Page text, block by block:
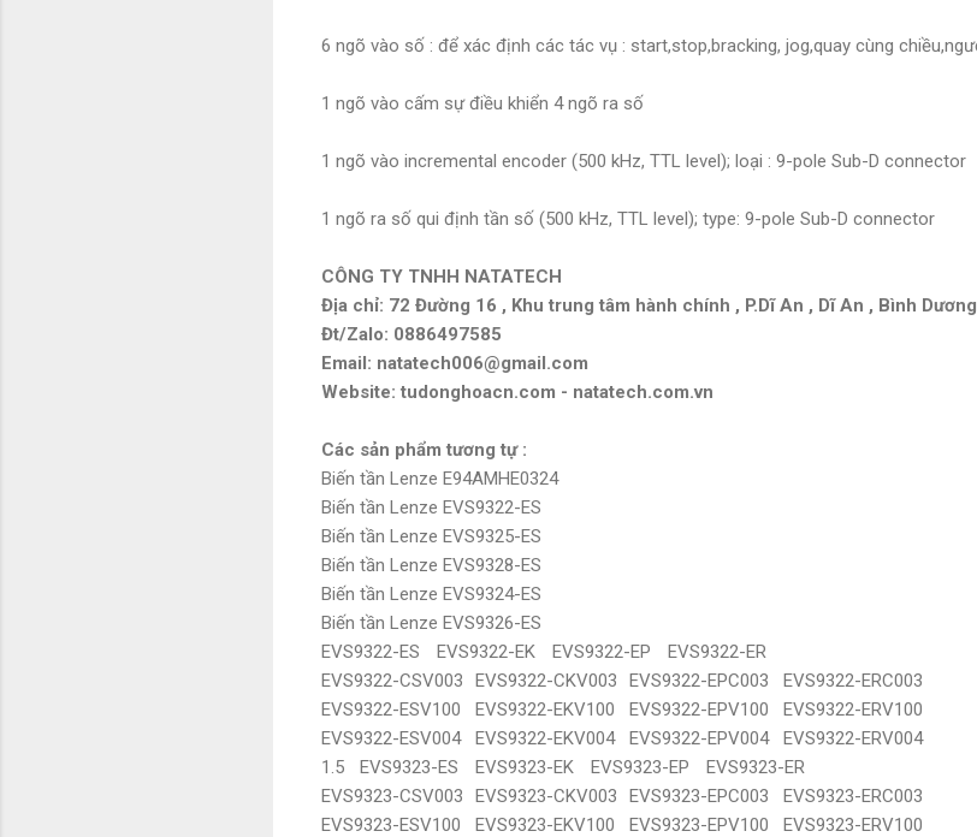
6 ngõ vào số : để xác định các tác vụ : start,stop,bracking, jog,quay cùng
1 ngõ vào cấm sự điều khiển 4 ngõ ra số
1 ngõ vào incremental encoder (500 kHz, TTL level); loại : 9-pole Sub-D connector
1 ngõ ra số qui định tần số (500 kHz, TTL level); type: 9-pole Sub-D connector
CÔNG TY TNHH NATATECH
Địa chỉ: 72 Đường 16 , Khu trung tâm hành chính , P.Dĩ An , Dĩ An , Bình Dương
Đt/Zalo: 0886497585
Email: natatech006@gmail.com
Website: tudonghoacn.com - natatech.com.vn
Các sản phẩm tương tự :
Biến tần Lenze E94AMHE0324
Biến tần Lenze EVS9322-ES
Biến tần Lenze EVS9325-ES
Biến tần Lenze EVS9328-ES
Biến tần Lenze EVS9324-ES
Biến tần Lenze EVS9326-ES
EVS9322-ES
EVS9322-EK EVS9322-EP
EVS9322-ER
EVS9322-CSV003
EVS9322-CKV003 EVS9322-EPC003
EVS9322-ERC003
EVS9322-ESV100
EVS9322-EKV100 EVS9322-EPV100
EVS9322-ERV100
EVS9322-ESV004
EVS9322-EKV004 EVS9322-EPV004
EVS9322-ERV004
1.5
EVS9323-ES EVS9323-EK EVS9323-EP
EVS9323-ER
EVS9323-CSV003
EVS9323-CKV003 EVS9323-EPC003
EVS9323-ERC003
EVS9323-ESV100
EVS9323-EKV100 EVS9323-EPV100 EVS9323-ERV100